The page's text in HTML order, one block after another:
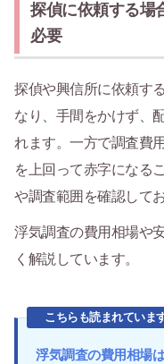
探偵に依頼する場
必要
探偵や興信所に依頼す
なり、手間をかけず、
れます。一方で調査費
を上回って赤字になる
や調査範囲を確認して
浮気調査の費用相場や
く解説しています。
こちらも読まれていま
浮気調査の費用相場